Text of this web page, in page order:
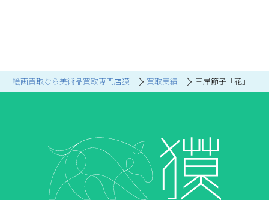
絵画買取なら美術品買取専門店獏 買取実績 三岸節子「花」